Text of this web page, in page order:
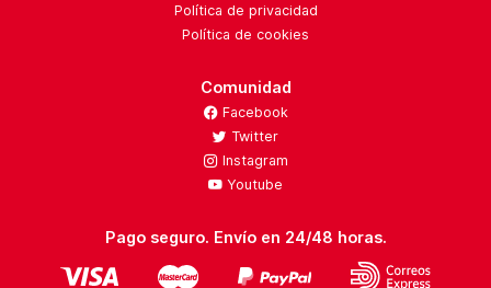
Política de privacidad
Política de cookies
Comunidad
Facebook
Twitter
Instagram
Youtube
Pago seguro. Envío en 24/48 horas.